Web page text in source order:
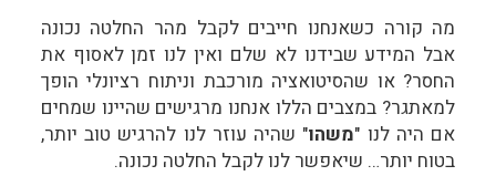
מה קורה כשאנחנו חייבים לקבל מהר החלטה נכונה
אבל המידע שבידנו לא שלם ואין לנו זמן לאסוף את
החסר? או שהסיטואציה מורכבת וניתוח רציונלי הופך
למאתגר? במצבים הללו אנחנו מרגישים שהיינו שמחים
אם היה לנו "משהו" שהיה עוזר לנו להרגיש טוב יותר,
בטוח יותר… שיאפשר לנו לקבל החלטה נכונה.